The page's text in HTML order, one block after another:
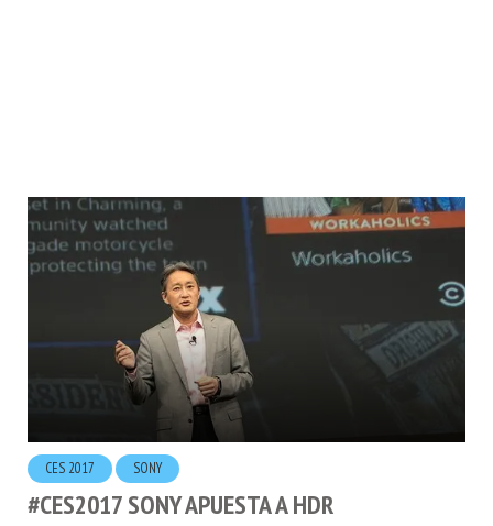
CES 2017 SONY
#CES2017 SONY APUESTA A HDR